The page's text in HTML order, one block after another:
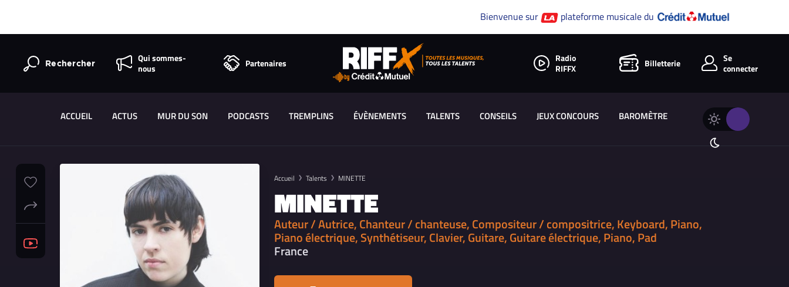
Bienvenue sur plateforme musicale du
Rechercher
Qui sommes-
nous
Partenaires
Radio
RIFFX
Billetterie
Se
connecter
ACCUEIL ACTUS MUR DU SON PODCASTS TREMPLINS ÉVÈNEMENTS TALENTS CONSEILS JEUX CONCOURS BAROMÈTRE
Changer
thème
Thème
Accueil Talents MINETTE
MINETTE
Auteur / Autrice, Chanteur / chanteuse, Compositeur / compositrice, Keyboard, Piano,
Piano électrique, Synthétiseur, Clavier, Guitare, Guitare électrique, Piano, Pad
France